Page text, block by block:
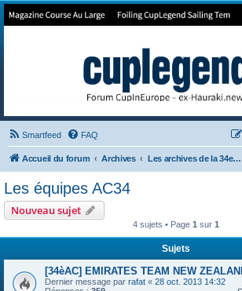
Forum de Cup In Europe
Smartfeed FAQ
Accueil du forum Archives Les archives de la 34e America's Cup
Les équipes AC34
Nouveau sujet
4 sujets • Page 1 sur 1
Sujets
[34èAC] EMIRATES TEAM NEW
Dernier message par rafat « 28 oct. 2013 14:32